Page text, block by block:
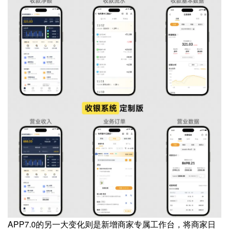
APP7.0的另一大变化则是新增商家专属工作台，将商家日